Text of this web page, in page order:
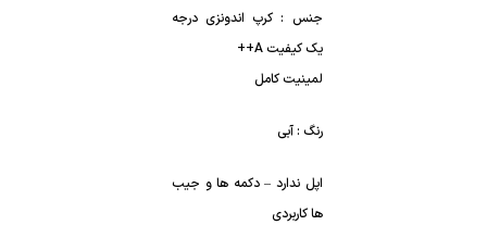
جنس : کرپ اندونزی درجه
یک کیفیت A++
لمینیت کامل
رنگ : آبی
اپل ندارد – دکمه ها و جیب
ها کاربردی